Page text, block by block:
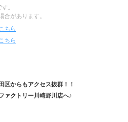
。
合があります。
こちら
こちら
区からもアクセス抜群！！
ァクトリー川崎野川店へ♪